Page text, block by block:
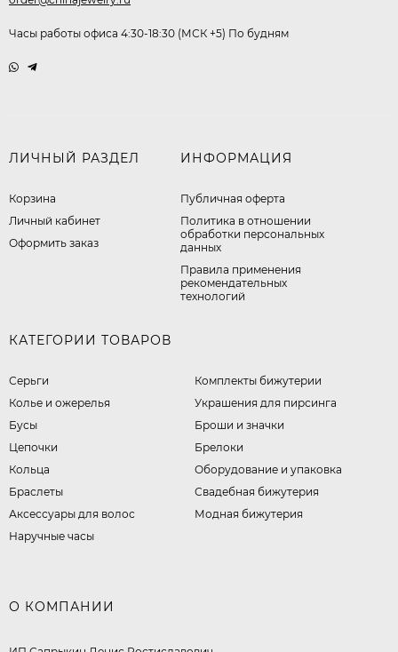
Часы работы офиса 4:30-18:30 (МСК +5) По будням
ЛИЧНЫЙ РАЗДЕЛ
Корзина
Личный кабинет
Оформить заказ
ИНФОРМАЦИЯ
Публичная оферта
​Политика в отношении
обработки персональных
данных
Правила применения
рекомендательных
технологий
КАТЕГОРИИ ТОВАРОВ
Серьги
Колье и ожерелья
Бусы
Цепочки
Кольца
Браслеты
Аксессуары для волос
Наручные часы
Комплекты бижутерии
Украшения для пирсинга
Броши и значки
Брелоки
Оборудование и упаковка
Свадебная бижутерия
Модная бижутерия
О КОМПАНИИ